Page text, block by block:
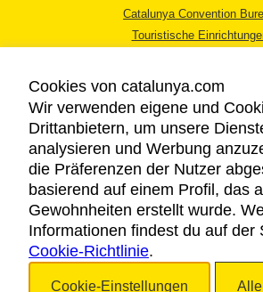
Catalunya Convention
Touristische
RECHTLICHER HINWEIS
DATENSCHUTZICHTLINIE
COOKIES
BARRIEREFREIHEIT
Cookies von catalunya.com
Wir verwenden eigene und
Drittanbietern, um unsere
analysieren und Werbung
die Präferenzen der Nutzer
basierend auf einem Profil, das
Gewohnheiten erstellt wurde.
Informationen findest du auf der
Cookie-Richtlinie.
Cookie-Einstellungen